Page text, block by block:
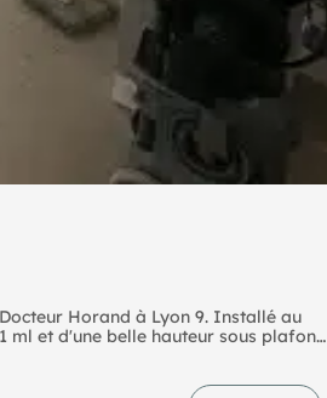
Horand à Lyon 9. Installé au
ml et d'une belle hauteur sous plafond
il est idéal pour de nombreuses